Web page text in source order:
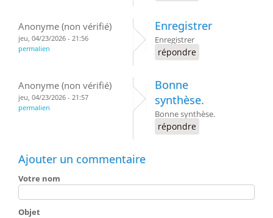
Anonyme (non vérifié)
jeu, 04/23/2026 - 21:56
permalien
Enregistrer
Enregistrer
répondre
Anonyme (non vérifié)
jeu, 04/23/2026 - 21:57
permalien
Bonne
synthèse.
Bonne synthèse.
répondre
Ajouter un commentaire
Votre nom
Objet